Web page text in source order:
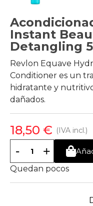
Instant
Detangling
Revlon Equave
Conditioner es un
hidratante y
dañados.
18,50 € (IVA incl.)
- +
Quedan pocos